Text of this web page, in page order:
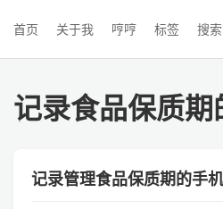
首页 关于我 哼哼 标签 搜索
记录食品保质
记录管理食品保质期的手